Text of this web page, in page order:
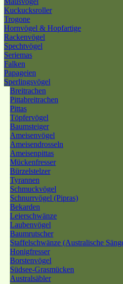
Kuckucksroller
Trogone
Hornvögel & Hopfartige
Rackenvögel
Spechtvögel
Seriemas
Falken
Papageien
Sperlingsvögel
Breitrachen
Pittabreitrachen
Pittas
Töpfervögel
Baumsteiger
Ameisenvögel
Ameisendrosseln
Ameisenpittas
Mückenfresser
Bürzelstelzer
Tyrannen
Schmuckvögel
Schnurrvögel (Pipras)
Bekarden
Leierschwänze
Laubenvögel
Baumrutscher
Staffelschwänze (Australische
Honigfresser
Borstenvögel
Südsee-Grasmücken
Australsäbler